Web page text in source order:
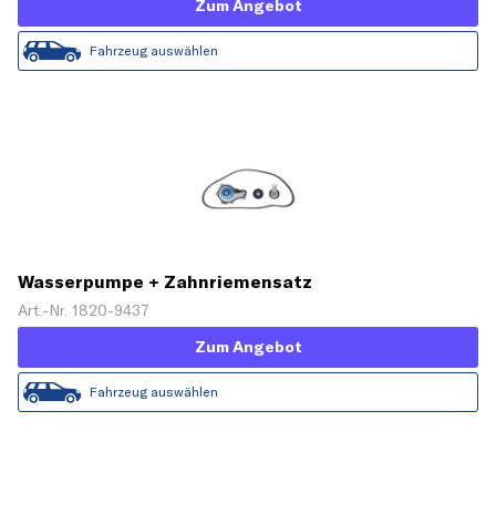
Zum Angebot
Fahrzeug auswählen
Wasserpumpe + Zahnriemensatz
Art.-Nr. 1820-9437
Zum Angebot
Fahrzeug auswählen